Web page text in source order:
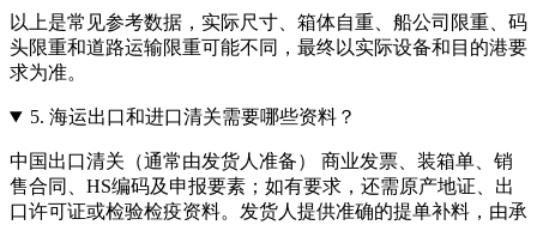
以上是常见参考数据，实际尺寸、箱体自重、船公司限重、码
头限重和道路运输限重可能不同，最终以实际设备和目的港要
求为准。
5. 海运出口和进口清关需要哪些资料？
中国出口清关（通常由发货人准备） 商业发票、装箱单、销
售合同、HS编码及申报要素；如有要求，还需原产地证、出
口许可证或检验检疫资料。发货人提供准确的提单补料，由承